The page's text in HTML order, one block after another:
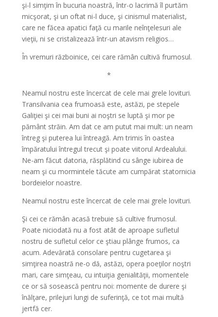
şi-l simţim în bucuria noastră, într-o lacrimă îl purtăm
micşorat, şi un oftat ni-l duce, şi cinismul materialist,
care ne făcea apatici faţă cu marile neînţelesuri ale
vieţii, ni se cristalizează într-un atavism religios…
În vremuri războinice, cei care rămân cultivă frumosul.
*
Neamul nostru este încercat de cele mai grele lovituri.
Transilvania cea frumoasă este, astăzi, pe stepele
Galiţiei şi cei mai buni ai noştri se luptă şi mor pe
pământ străin. Am dat ce am putut mai mult: un neam
întreg şi puterea lui întreagă. Am trimis în oastea
împăratului întregul trecut şi poate viitorul Ardealului.
Ne-am făcut datoria, răsplătind cu sânge iubirea de
neam şi cu mormintele tăcute am cumpărat statornicia
bordeielor noastre.
Neamul nostru este încercat de cele mai grele lovituri.
Şi cei ce rămân acasă trebuie să cultive frumosul.
Poate niciodată nu a fost atât de aproape sufletul
nostru de sufletul celor ce ştiau plânge frumos, ca
acum. Adevărată consolare pentru cugetarea şi
simţirea noastră ne-o dă, astăzi, opera poeţilor noştri
mari, care simţeau, cu intuiţia genialităţii, momentele
ce or să sosească pentru noi: momente de durere şi
înălţare, prilejuri lungi de suferinţă, ce tot mai multă
jertfă cer.